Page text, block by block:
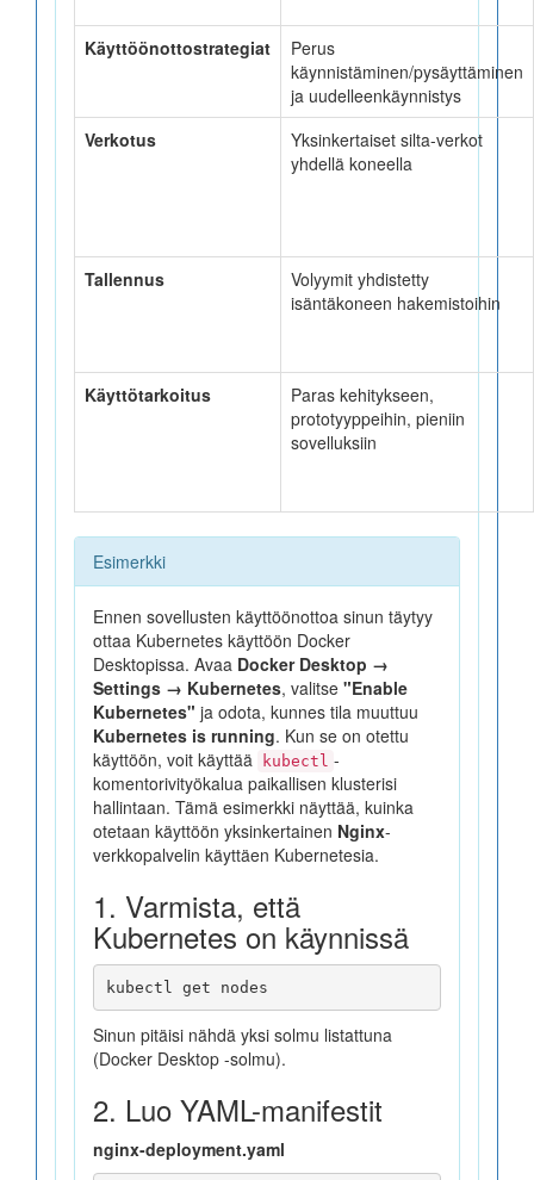
Käyttöönottostrategiat
Perus
käynnistäminen/pysäyttäminen
ja uudelleenkäynnistys
Verkotus
Yksinkertaiset silta-verkot
yhdellä koneella
Tallennus
Volyymit yhdistetty
isäntäkoneen hakemistoihin
Käyttötarkoitus
Paras kehitykseen,
prototyyppeihin, pieniin
sovelluksiin
Esimerkki
Ennen sovellusten käyttöönottoa sinun täytyy
ottaa Kubernetes käyttöön Docker
Desktopissa. Avaa Docker Desktop →
Settings → Kubernetes, valitse "Enable
Kubernetes" ja odota, kunnes tila muuttuu
Kubernetes is running. Kun se on otettu
käyttöön, voit käyttää
kubectl -
komentorivityökalua paikallisen klusterisi
hallintaan. Tämä esimerkki näyttää, kuinka
otetaan käyttöön yksinkertainen Nginx-
verkkopalvelin käyttäen Kubernetesia.
1. Varmista, että
Kubernetes on käynnissä
Sinun pitäisi nähdä yksi solmu listattuna
(Docker Desktop -solmu).
2. Luo YAML-manifestit
nginx-deployment.yaml